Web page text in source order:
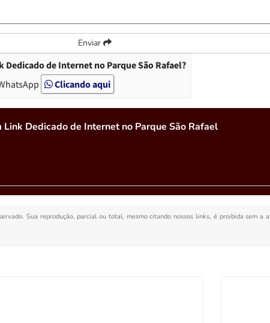
Enviar
de Internet no Parque São Rafael?
Clicando aqui
Link Dedicado de Internet no Parque São Rafael
Sua reprodução, parcial ou total, mesmo citando nossos links, é proibida sem a